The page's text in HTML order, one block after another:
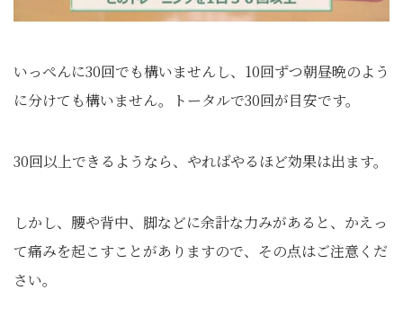
いっぺんに30回でも構いませんし、10回ずつ朝昼晩のよう
に分けても構いません。トータルで30回が目安です。
30回以上できるようなら、やればやるほど効果は出ます。
しかし、腰や背中、脚などに余計な力みがあると、かえっ
て痛みを起こすことがありますので、その点はご注意くだ
さい。